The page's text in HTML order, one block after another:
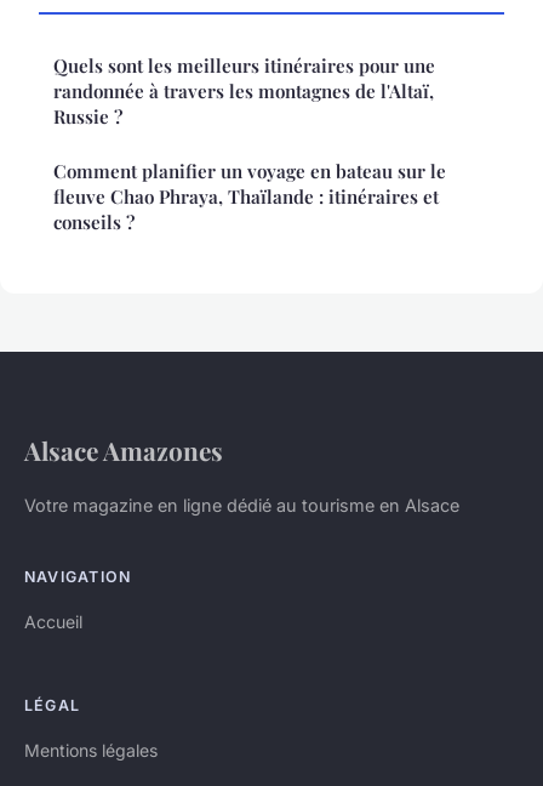
Quels sont les meilleurs itinéraires pour une
randonnée à travers les montagnes de l'Altaï,
Russie ?
Comment planifier un voyage en bateau sur le
fleuve Chao Phraya, Thaïlande : itinéraires et
conseils ?
Alsace Amazones
Votre magazine en ligne dédié au tourisme en Alsace
NAVIGATION
Accueil
LÉGAL
Mentions légales